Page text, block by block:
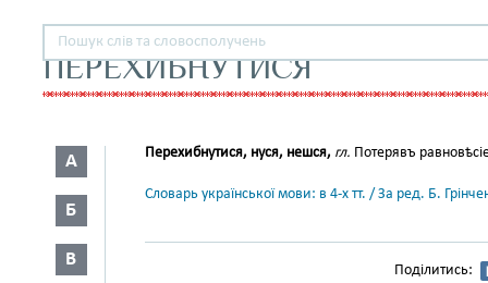
ПЕРЕХИБНУТИСЯ
А
Б
В
Перехибнутися, нуся, нешся, гл. Потерявъ
Словарь української мови: в 4-х тт. / За ред. Б.
Поділитись: